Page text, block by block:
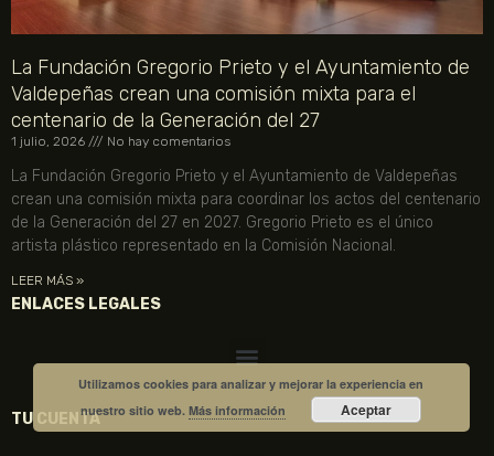
La Fundación Gregorio Prieto y el Ayuntamiento de
Valdepeñas crean una comisión mixta para el
centenario de la Generación del 27
1 julio, 2026 No hay comentarios
La Fundación Gregorio Prieto y el Ayuntamiento de Valdepeñas
crean una comisión mixta para coordinar los actos del centenario
de la Generación del 27 en 2027. Gregorio Prieto es el único
artista plástico representado en la Comisión Nacional.
LEER MÁS »
ENLACES LEGALES
TU CUENTA
Utilizamos cookies para analizar y mejorar la experiencia en
nuestro sitio web.Más información Aceptar